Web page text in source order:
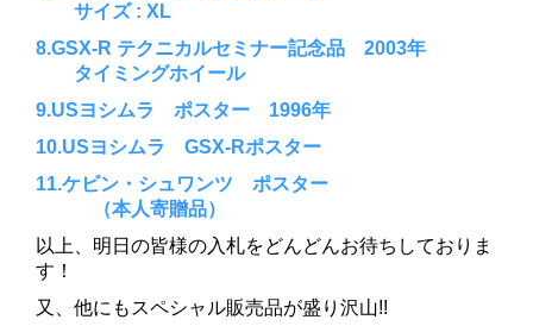
サイズ : XL
8.GSX-R テクニカルセミナー記念品 2003年
タイミングホイール
9.USヨシムラ ポスター 1996年
10.USヨシムラ GSX-Rポスター
11.ケビン・シュワンツ ポスター
（本人寄贈品）
以上、明日の皆様の入札をどんどんお待ちしておりま
す！
又、他にもスペシャル販売品が盛り沢山!!